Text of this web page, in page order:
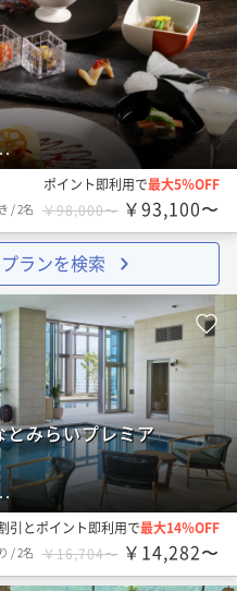
45
ポイント即利用で最大5％OFF
/2名 ￥98,000〜 ￥93,100〜
ランを検索
45
みらいプレミア
引とポイント即利用で最大14％OFF
/2名 ￥16,704〜 ￥14,282〜